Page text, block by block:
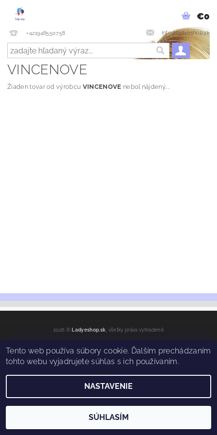
+421948550758 info@ladyeshop.sk
€0
VINCENOVE
Žiaden tovar od výrobcu VINCENOVE nebol nájdený....
2026 © Ladyeshop.sk , všetky práva vyhradené
Vytvoril Shoptet
Tento web používa súbory cookie. Ďalším prechádzaním
tohto webu vyjadrujete súhlas s ich používaním.
NASTAVENIE
SÚHLASÍM